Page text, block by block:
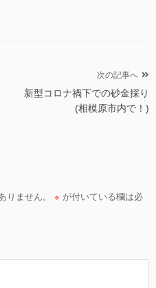
次の記事へ
新型コロナ禍下での砂金採り
(相模原市内で！)
りません。 ※ が付いている欄は必